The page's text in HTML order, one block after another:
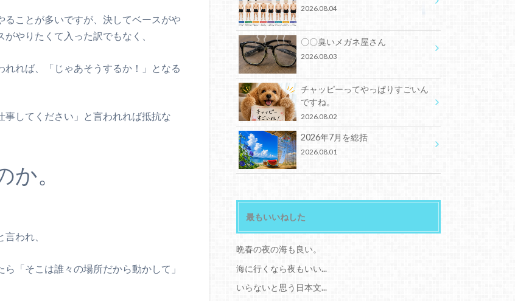
ことが多いですが、決してベースがや
やりたくて入った訳でもなく、
れば、「じゃあそうするか！」となる
事してください」と言われれば抵抗な
。
われ、
「そこは誰々の場所だから動かして」
2026.08.04
〇〇臭いメガネ屋さん
2026.08.03
チャッピーってやっぱりすごいん
ですね。
2026.08.02
2026年7月を総括
2026.08.01
最もいいねした
晩春の夜の海も良い。
海に行くなら夜もいい...
いらないと思う日本文...